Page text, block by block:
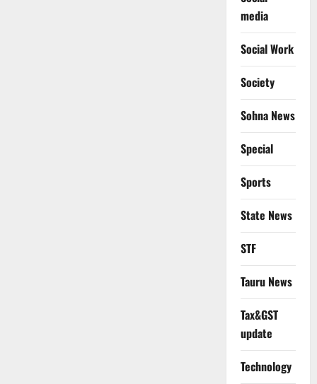
media
Social Work
Society
Sohna News
Special
Sports
State News
STF
Tauru News
Tax&GST
update
Technology